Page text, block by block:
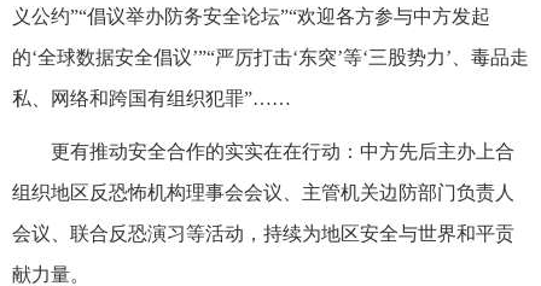
义公约”“倡议举办防务安全论坛”“欢迎各方参与中方发起
的‘全球数据安全倡议’”“严厉打击‘东突’等‘三股势力’、毒品走
私、网络和跨国有组织犯罪”……
更有推动安全合作的实实在在行动：中方先后主办上合
组织地区反恐怖机构理事会会议、主管机关边防部门负责人
会议、联合反恐演习等活动，持续为地区安全与世界和平贡
献力量。